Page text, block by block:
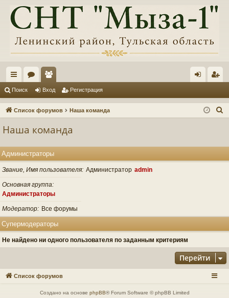
с
ы ум
ол
ьз
ел
и
д ис
Поиск Вход Регистрация
Список форумов Наша команда
Наша команда
Администраторы
Звание, Имя пользователя Администратор admin
Основная группа
Администраторы
Модератор Все форумы
Супермодераторы
Не найдено ни одного пользователя по заданным критериям
Перейти
Список форумов
Создано на основе phpBB® Forum Software © phpBB Limited